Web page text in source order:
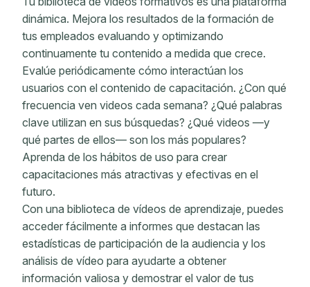
dinámica. Mejora los resultados de la formación de
tus empleados evaluando y optimizando
continuamente tu contenido a medida que crece.
Evalúe periódicamente cómo interactúan los
usuarios con el contenido de capacitación. ¿Con qué
frecuencia ven videos cada semana? ¿Qué palabras
clave utilizan en sus búsquedas? ¿Qué videos —y
qué partes de ellos— son los más populares?
Aprenda de los hábitos de uso para crear
capacitaciones más atractivas y efectivas en el
futuro.
Con una biblioteca de vídeos de aprendizaje, puedes
acceder fácilmente a informes que destacan las
estadísticas de participación de la audiencia y los
análisis de vídeo para ayudarte a obtener
información valiosa y demostrar el valor de tus